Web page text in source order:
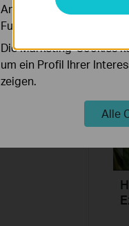
Analyse-Cookies
Funktionsweise unserer
Die Marketing-Cookies
um ein Profil Ihrer
zeigen.
Alle